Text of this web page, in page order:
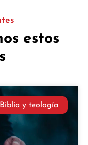
estos
Biblia y teología